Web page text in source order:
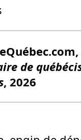
de
, 2026